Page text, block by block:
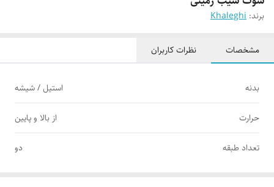
برند: Khaleghi
مشخصات نظرات کاربران
بدنه استیل / شیشه
حرارت از بالا و پایین
تعداد طبقه دو